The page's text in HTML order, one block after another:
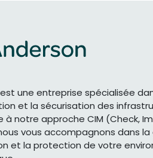
une entreprise spécialisée
et la sécurisation des
à notre approche CIM (Check,
vous accompagnons dans
et la protection de votre